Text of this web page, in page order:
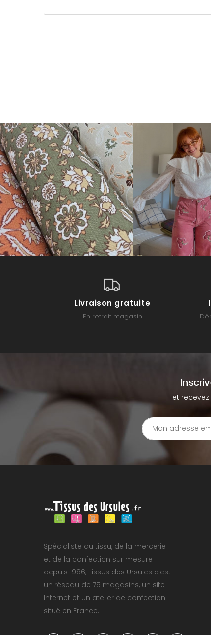
Livraison gratuite
En retrait magasin
et
Spécialiste du tissu, de la mercerie
et de la confection sur mesure
depuis 1986, Tissus des Ursules c'est
un réseau de 75 magasins, un site
Internet et un atelier de confection
situé en France.